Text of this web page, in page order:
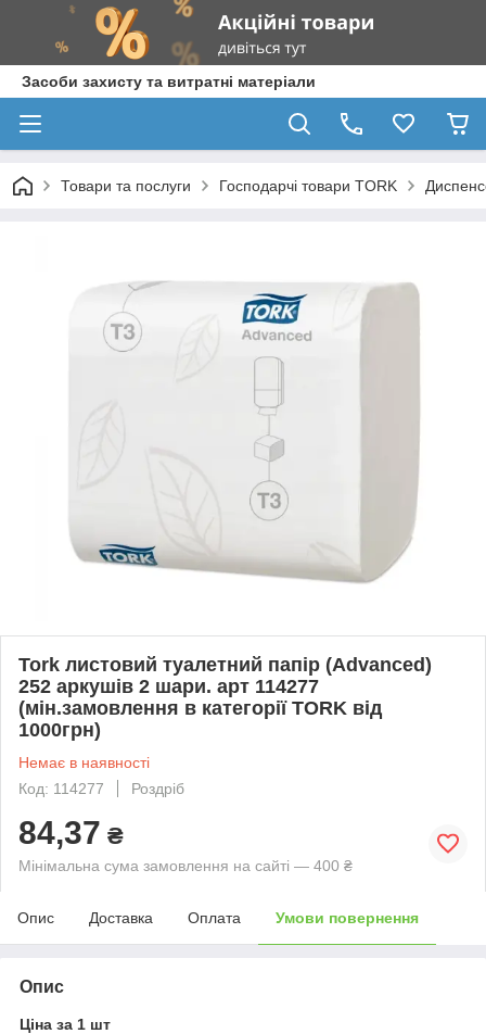
Засоби захисту та витратні матеріали
Товари та послуги Господарчі товари TORK
Tork листовий туалетний папір (Advanced)
252 аркушів 2 шари. арт 114277
(мін.замовлення в категорії TORK від
1000грн)
Немає в наявності
Код: 114277
Роздріб
84,37 ₴
Мінімальна сума замовлення на сайті — 400 ₴
Опис Доставка Оплата Умови повернення
Опис
Ціна за 1 шт